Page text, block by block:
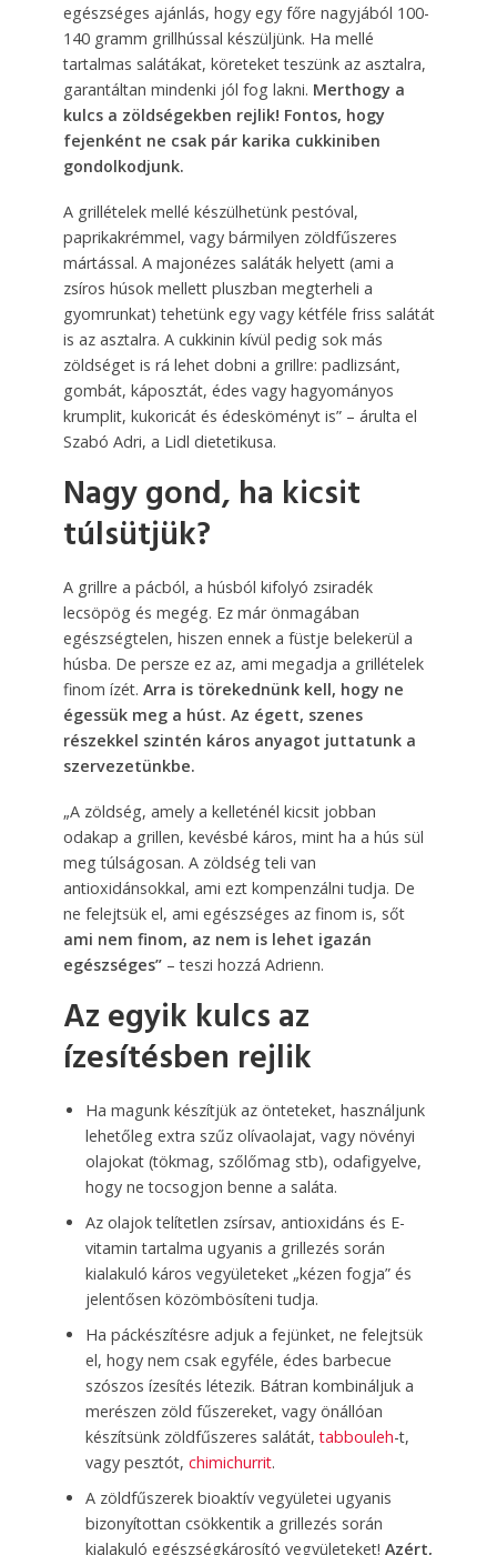
egészséges ajánlás, hogy egy főre nagyjából 100-
140 gramm grillhússal készüljünk. Ha mellé
tartalmas salátákat, köreteket teszünk az asztalra,
garantáltan mindenki jól fog lakni. Merthogy a
kulcs a zöldségekben rejlik! Fontos, hogy
fejenként ne csak pár karika cukkiniben
gondolkodjunk.
A grillételek mellé készülhetünk pestóval,
paprikakrémmel, vagy bármilyen zöldfűszeres
mártással. A majonézes saláták helyett (ami a
zsíros húsok mellett pluszban megterheli a
gyomrunkat) tehetünk egy vagy kétféle friss salátát
is az asztalra. A cukkinin kívül pedig sok más
zöldséget is rá lehet dobni a grillre: padlizsánt,
gombát, káposztát, édes vagy hagyományos
krumplit, kukoricát és édesköményt is” – árulta el
Szabó Adri, a Lidl dietetikusa.
Nagy gond, ha kicsit
túlsütjük?
A grillre a pácból, a húsból kifolyó zsiradék
lecsöpög és megég. Ez már önmagában
egészségtelen, hiszen ennek a füstje belekerül a
húsba. De persze ez az, ami megadja a grillételek
finom ízét. Arra is törekednünk kell, hogy ne
égessük meg a húst. Az égett, szenes
részekkel szintén káros anyagot juttatunk a
szervezetünkbe.
„A zöldség, amely a kelleténél kicsit jobban
odakap a grillen, kevésbé káros, mint ha a hús sül
meg túlságosan. A zöldség teli van
antioxidánsokkal, ami ezt kompenzálni tudja. De
ne felejtsük el, ami egészséges az finom is, sőt
ami nem finom, az nem is lehet igazán
egészséges”– teszi hozzá Adrienn.
Az egyik kulcs az
ízesítésben rejlik
Ha magunk készítjük az önteteket, használjunk
lehetőleg extra szűz olívaolajat, vagy növényi
olajokat (tökmag, szőlőmag stb), odafigyelve,
hogy ne tocsogjon benne a saláta.
Az olajok telítetlen zsírsav, antioxidáns és E-
vitamin tartalma ugyanis a grillezés során
kialakuló káros vegyületeket „kézen fogja” és
jelentősen közömbösíteni tudja.
Ha páckészítésre adjuk a fejünket, ne felejtsük
el, hogy nem csak egyféle, édes barbecue
szószos ízesítés létezik. Bátran kombináljuk a
merészen zöld fűszereket, vagy önállóan
készítsünk zöldfűszeres salátát, tabbouleh-t,
vagy pesztót, chimichurrit.
A zöldfűszerek bioaktív vegyületei ugyanis
bizonyítottan csökkentik a grillezés során
kialakuló egészségkárosító vegyületeket! Azért,